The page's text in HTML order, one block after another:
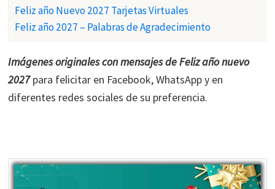
Feliz año Nuevo 2027 Tarjetas Virtuales
Feliz año 2027 – Palabras de Agradecimiento
Imágenes originales con mensajes de Feliz año nuevo
2027para felicitar en Facebook, WhatsApp y en
diferentes redes sociales de su preferencia.